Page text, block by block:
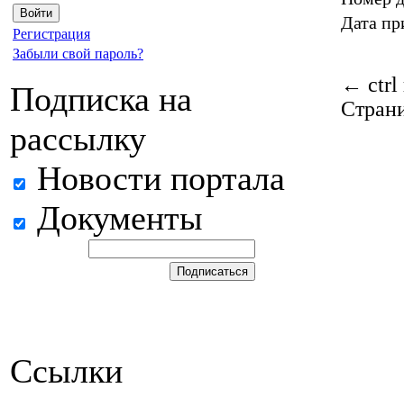
Регистрация
Забыли свой пароль?
Подписка на
рассылку
Новости портала
Документы
Ссылки
Дата
← ctrl